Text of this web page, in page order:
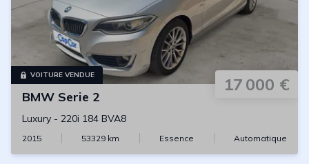
VOITURE VENDUE 17 000 €
BMW Serie 2
Luxury - 220i 184 BVA8
2015 53329 km Essence Automatique